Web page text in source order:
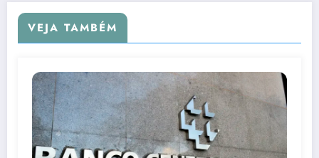
VEJA TAMBÉM